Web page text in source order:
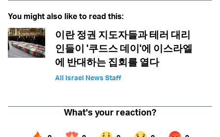
You might also like to read this:
이란 정권 지도자들과 테러 대리
인들이 '쿠드스 데이'에 이스라엘
에 반대하는 집회를 열다
All Israel News Staff